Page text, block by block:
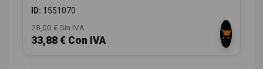
ID: 1551070
28,00 € Sin IVA
33,88 € Con IVA